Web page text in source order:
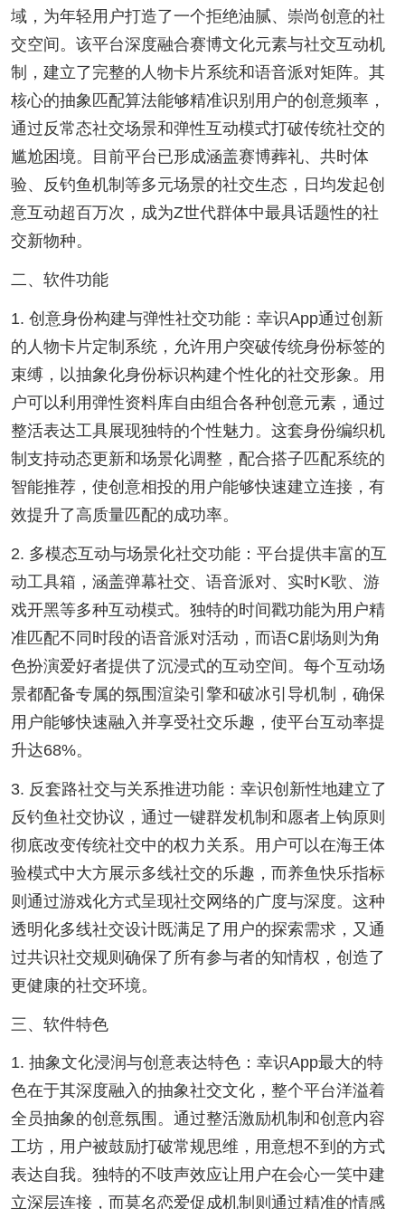
域，为年轻用户打造了一个拒绝油腻、崇尚创意的社
交空间。该平台深度融合赛博文化元素与社交互动机
制，建立了完整的人物卡片系统和语音派对矩阵。其
核心的抽象匹配算法能够精准识别用户的创意频率，
通过反常态社交场景和弹性互动模式打破传统社交的
尴尬困境。目前平台已形成涵盖赛博葬礼、共时体
验、反钓鱼机制等多元场景的社交生态，日均发起创
意互动超百万次，成为Z世代群体中最具话题性的社
交新物种。
二、软件功能
1. 创意身份构建与弹性社交功能：幸识App通过创新
的人物卡片定制系统，允许用户突破传统身份标签的
束缚，以抽象化身份标识构建个性化的社交形象。用
户可以利用弹性资料库自由组合各种创意元素，通过
整活表达工具展现独特的个性魅力。这套身份编织机
制支持动态更新和场景化调整，配合搭子匹配系统的
智能推荐，使创意相投的用户能够快速建立连接，有
效提升了高质量匹配的成功率。
2. 多模态互动与场景化社交功能：平台提供丰富的互
动工具箱，涵盖弹幕社交、语音派对、实时K歌、游
戏开黑等多种互动模式。独特的时间戳功能为用户精
准匹配不同时段的语音派对活动，而语C剧场则为角
色扮演爱好者提供了沉浸式的互动空间。每个互动场
景都配备专属的氛围渲染引擎和破冰引导机制，确保
用户能够快速融入并享受社交乐趣，使平台互动率提
升达68%。
3. 反套路社交与关系推进功能：幸识创新性地建立了
反钓鱼社交协议，通过一键群发机制和愿者上钩原则
彻底改变传统社交中的权力关系。用户可以在海王体
验模式中大方展示多线社交的乐趣，而养鱼快乐指标
则通过游戏化方式呈现社交网络的广度与深度。这种
透明化多线社交设计既满足了用户的探索需求，又通
过共识社交规则确保了所有参与者的知情权，创造了
更健康的社交环境。
三、软件特色
1. 抽象文化浸润与创意表达特色：幸识App最大的特
色在于其深度融入的抽象社交文化，整个平台洋溢着
全员抽象的创意氛围。通过整活激励机制和创意内容
工坊，用户被鼓励打破常规思维，用意想不到的方式
表达自我。独特的不吱声效应让用户在会心一笑中建
立深层连接，而莫名恋爱促成机制则通过精准的情感